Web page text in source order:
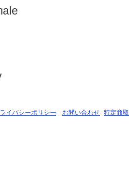
イバシーポリシー - お問い合わせ- 特定商